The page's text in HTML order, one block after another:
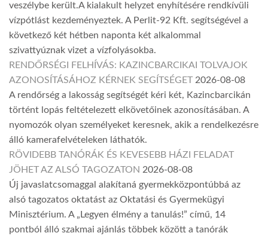
veszélybe került.A kialakult helyzet enyhítésére rendkívüli
vízpótlást kezdeményeztek. A Perlit-92 Kft. segítségével a
következő két hétben naponta két alkalommal
szivattyúznak vizet a vízfolyásokba.
RENDŐRSÉGI FELHÍVÁS: KAZINCBARCIKAI TOLVAJOK
AZONOSÍTÁSÁHOZ KÉRNEK SEGÍTSÉGET 2026-08-08
A rendőrség a lakosság segítségét kéri két, Kazincbarcikán
történt lopás feltételezett elkövetőinek azonosításában. A
nyomozók olyan személyeket keresnek, akik a rendelkezésre
álló kamerafelvételeken láthatók.
RÖVIDEBB TANÓRÁK ÉS KEVESEBB HÁZI FELADAT
JÖHET AZ ALSÓ TAGOZATON 2026-08-08
Új javaslatcsomaggal alakítaná gyermekközpontúbbá az
alsó tagozatos oktatást az Oktatási és Gyermekügyi
Minisztérium. A „Legyen élmény a tanulás!” című, 14
pontból álló szakmai ajánlás többek között a tanórák